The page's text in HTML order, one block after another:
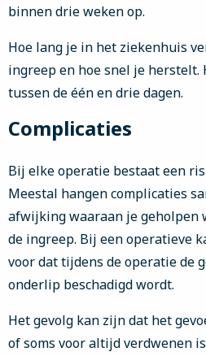
binnen drie weken op.
Hoe lang je in het ziekenhuis
ingreep en hoe snel je herstelt.
tussen de één en drie dagen.
Complicaties
Bij elke operatie bestaat een
Meestal hangen complicaties
afwijking waaraan je geholpen
de ingreep. Bij een operatieve
voor dat tijdens de operatie de
onderlip beschadigd wordt.
Het gevolg kan zijn dat het
of soms voor altijd verdwenen